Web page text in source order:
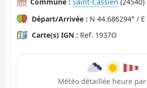
Départ/Arrivée : N 44.686294° /
Carte(s) IGN : Ref. 1937O
Météo détaillée heure